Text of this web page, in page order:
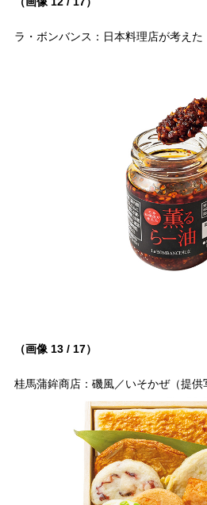
ラ・ボンバンス：日本料理店が考えた
（画像 13 / 17）
桂馬蒲鉾商店：磯風／いそかぜ（提供